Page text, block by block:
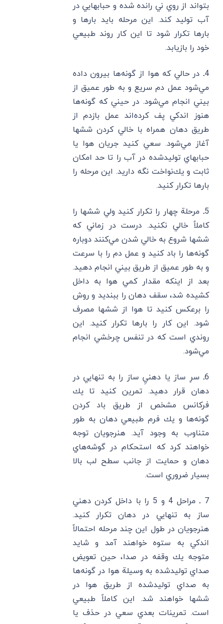
بتواند از روي ني رانده شده و حبابهايي در
آب توليد كند. اين مرحله بايد بارها و
بارها تكرار شود تا اين كار روند طبيعي
خود را بازيابد.
4ـ در حالي كه هوا از گونه‌ها بيرون داده
مي‌شود عمل دم سريع و به طور عميق از
بيني انجام مي‌شود. در حيني كه گونه‌ها
هنوز اندكي پف‌ كرده‌اند عمل بازدم از
طريق دهان همراه با خالي كردن ششها
آغاز مي‌شود. سعي كنيد جريان هوا يا
حبابهاي توليد‌شده در آب را تا حد امكان
ثابت و يك‌نواخت نگه داريد. اين مرحله را
بارها تكرار كنيد.
5ـ مرحلة چهار را تكرار كنيد ولي ششها را
كاملا‌ً خالي نكنيد. درست در زماني كه
ششها شروع به خالي شدن مي‌كنند دوباره
گونه‌ها را باد كنيد و عمل دم را با سرعت
و به طور عميق از طريق بيني انجام دهيد.
بعد از اينكه مقدار كمي هوا به داخل
كشيده شد، سقف دهان را ببنديد و روش
را برعكس كنيد تا هوا از ششها مصرف
شود. اين كار را بارها تكرار كنيد. اين
روندي است كه در تنفس چرخشي انجام
مي‌شود.
6ـ سرِ ساز يا دهنيِ ساز را به تنهايي در
دهان قرار دهيد. تمرين كنيد تا يك
فركانس مشخص از طريق باد كردن
گونه‌ها و يك فرم طبيعي دهان به طور
متناوب به وجود آيد. هنرجويان توجه
خواهند كرد كه استحكام در گوشه‌هاي
دهان و حمايت از جانب سطح لب بالا
بسيار ضروري است.
7 ـ مراحل 4 و 5 را با داخل كردن دهني
ساز به تنهايي در دهان تكرار كنيد.
هنرجويان در طول اين چند مرحله احتمالا‌ً
اندكي به ستوه خواهند آمد و شايد
متوجه يك وقفه در صدا، حين تعويض
صداي توليد‌شده به وسيلة هوا در گونه‌ها
به صداي توليد‌شده از طريق هوا در
ششها خواهند شد. اين كاملا‌ً طبيعي
است. تمرينات بعدي سعي در حذف يا